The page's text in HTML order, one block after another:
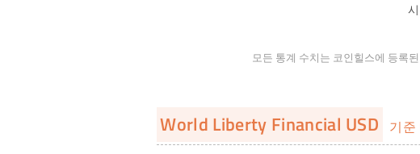
모든 통계 수치는 코인힐스에 등록
World Liberty Financial USD 기준